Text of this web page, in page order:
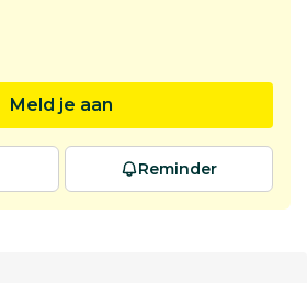
Meld je aan
Reminder